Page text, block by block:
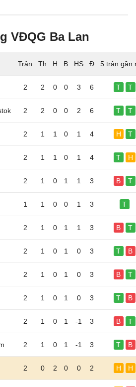
VĐQG Ba Lan
5 trận gần
2 2 0 0 3 6 T T
2 2 0 0 2 6 T T
2 1 1 0 1 4 H T
2 1 1 0 1 4 T H
2 1 0 1 1 3 B T
1 1 0 0 1 3 T
2 1 0 1 1 3 B T
2 1 0 1 0 3 T B
2 1 0 1 0 3 B T
2 1 0 1 0 3 T B
2 1 0 1 -1 3 B T
2 1 0 1 -1 3 T B
2 0 2 0 0 2 H H